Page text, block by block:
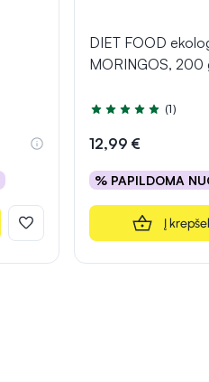
DIET FOOD
MORINGOS, 200
Įvertinimas 5.0 iš 5
(1)
12,99 €
% PAPILDOMA
Į